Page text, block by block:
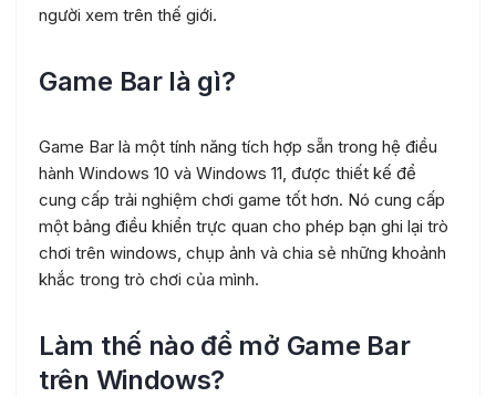
người xem trên thế giới.
Game Bar là gì?
Game Bar là một tính năng tích hợp sẵn trong hệ điều
hành Windows 10 và Windows 11, được thiết kế để
cung cấp trải nghiệm chơi game tốt hơn. Nó cung cấp
một bảng điều khiển trực quan cho phép bạn ghi lại trò
chơi trên windows, chụp ảnh và chia sẻ những khoảnh
khắc trong trò chơi của mình.
Làm thế nào để mở Game Bar
trên Windows?